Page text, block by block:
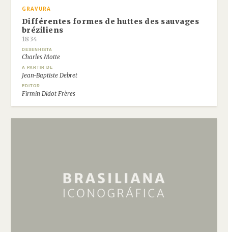
GRAVURA
Différentes formes de huttes des sauvages
bréziliens
1834
DESENHISTA
Charles Motte
A PARTIR DE
Jean-Baptiste Debret
EDITOR
Firmin Didot Frères